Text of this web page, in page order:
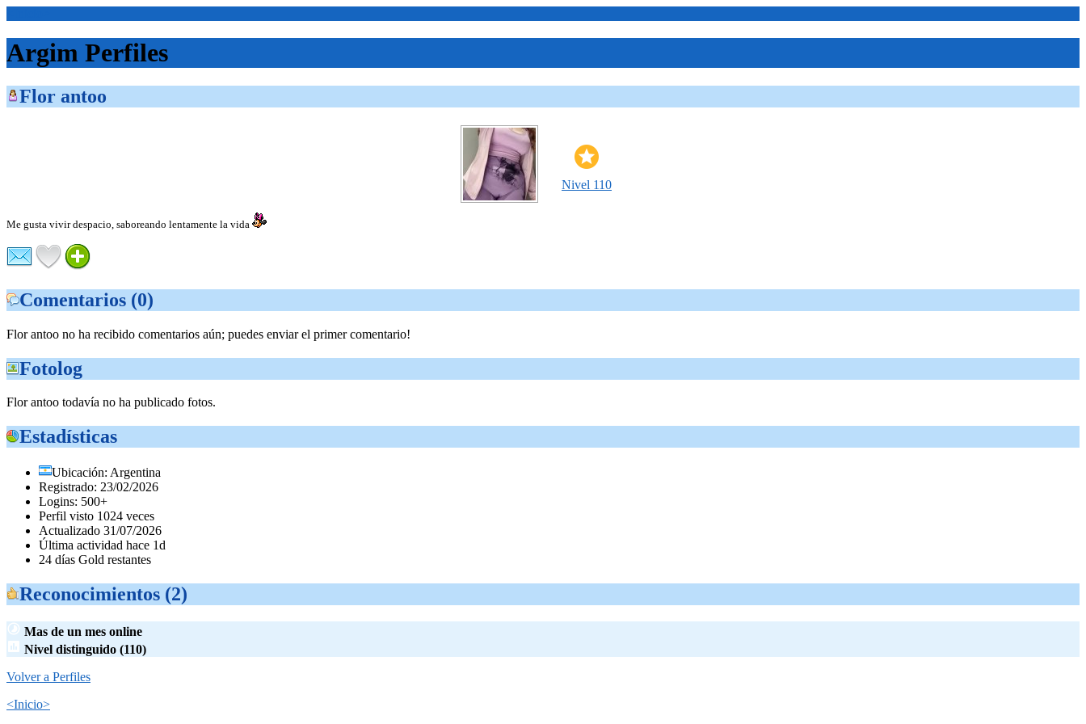
Argim Perfiles
Flor antoo
Nivel 110
Me gusta vivir despacio, saboreando lentamente la vida
Comentarios (0)
Flor antoo no ha recibido comentarios aún; puedes enviar el primer comentario!
Fotolog
Flor antoo todavía no ha publicado fotos.
Estadísticas
Ubicación: Argentina
Registrado: 23/02/2026
Logins: 500+
Perfil visto 1024 veces
Actualizado 31/07/2026
Última actividad hace 1d
24 días Gold restantes
Reconocimientos (2)
Mas de un mes online
Nivel distinguido (110)
Volver a Perfiles
<Inicio>